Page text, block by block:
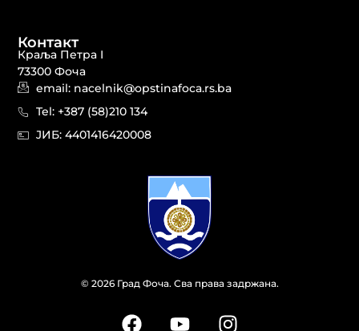
© 2026 Град Фоча. Сва права задржана.
Контакт
Краља Петра I
73300 Фоча
email: nacelnik@opstinafoca.rs.ba
Tel: +387 (58)210 134
JИБ: 44014164​20008